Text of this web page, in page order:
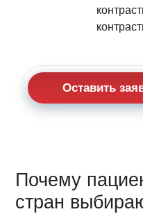
Оставить
Почему
стран